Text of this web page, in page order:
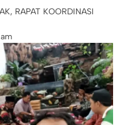
, RAPAT KOORDINASI